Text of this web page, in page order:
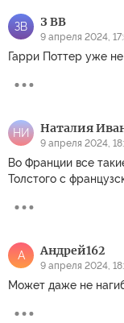
ЗВ З ВВ
9 апреля 2024,
Гарри Поттер уже
НИ Наталия
9 апреля 2024,
Во Франции все
Толстого с
А Андрей162
9 апреля 2024,
Может даже не